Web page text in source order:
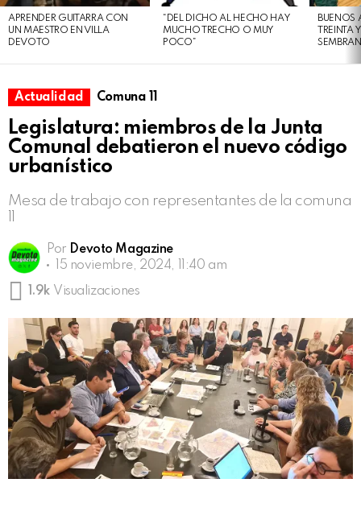
APRENDER GUITARRA CON
UN MAESTRO EN VILLA
DEVOTO
“DEL DICHO AL HECHO HAY
MUCHO TRECHO O MUY
POCO”
BUENOS
Actualidad Comuna 11
Legislatura: miembros de la Junta
Comunal debatieron el nuevo código
urbanístico
Mesa de trabajo con representantes de la comuna
Por Devoto Magazine
15 noviembre, 2024, 11:40 am
1.9k Visualizaciones